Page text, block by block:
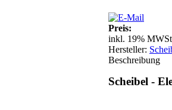
Preis:
inkl. 19%
Hersteller:
Beschreibung
Scheibel -